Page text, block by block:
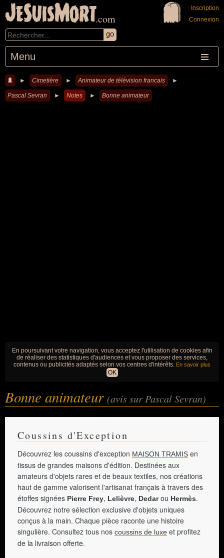
JeSuisMort.com
Menu
Inscription
Connexion
► Cimetière ► Animateur de télévision francais ►
Pascal Sevran ► Notes ► Bonne animateur
En poursuivant votre navigation, vous acceptez l'utilisation de cookies afin
de réaliser des statistiques d'audiences et vous proposer des services,
contenus ou publicités adaptés selon vos centres d'intérêts. En savoir plus
OK
Bonne animateur (avis sur Pascal Sevran)
Coussins d'Exception
Découvrez les coussins d'exception MAISON TRAMIS en
tissus de grandes maisons d'édition. Destinées aux
amateurs d'objets rares et de beaux textiles, nos créations
haut de gamme valorisent l'artisanat français à travers des
étoffes signées Pierre Frey, Lelièvre, Dedarou Hermès.
Découvrez notre sélection exclusive d'objets uniques
conçus à la main. Chaque pièce raconte une histoire
singulière. Consultez tous nos coussins de luxe et profitez
de la livraison offerte.